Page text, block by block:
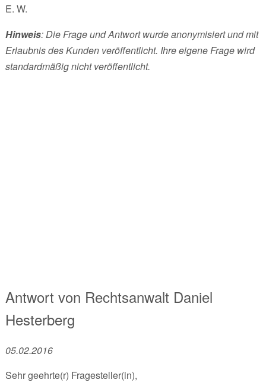
E. W.
Hinweis: Die Frage und Antwort wurde anonymisiert und mit
Erlaubnis des Kunden veröffentlicht. Ihre eigene Frage wird
standardmäßig nicht veröffentlicht.
Antwort von Rechtsanwalt Daniel
Hesterberg
05.02.2016
Sehr geehrte(r) Fragesteller(in),